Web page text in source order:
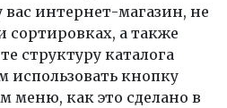
интернет-магазин, не
сортировках, а также
структуру каталога
использовать кнопку
меню, как это сделано в